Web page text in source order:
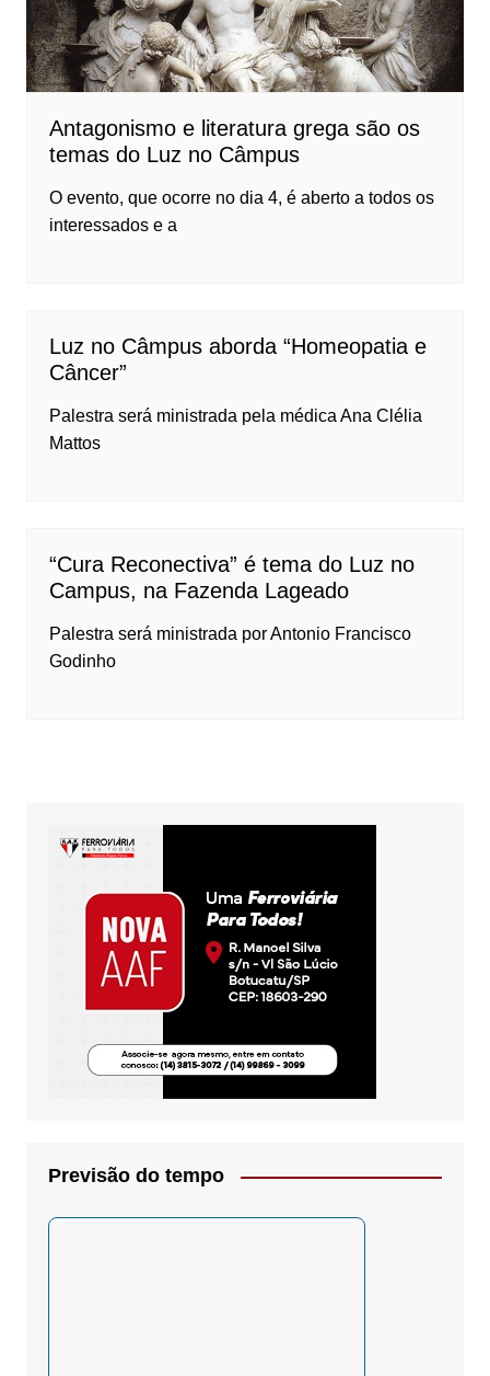
Antagonismo e literatura grega são os
temas do Luz no Câmpus
O evento, que ocorre no dia 4, é aberto a todos os
interessados e a
Luz no Câmpus aborda “Homeopatia e
Câncer”
Palestra será ministrada pela médica Ana Clélia
Mattos
“Cura Reconectiva” é tema do Luz no
Campus, na Fazenda Lageado
Palestra será ministrada por Antonio Francisco
Godinho
Previsão do tempo